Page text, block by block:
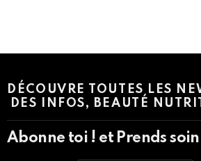
DÉCOUVRE TOUTES LES
DES INFOS, BEAUTÉ
Abonne toi ! et Prends